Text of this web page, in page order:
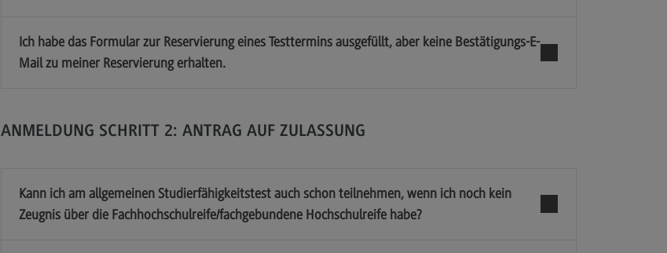
Ich habe das Formular zur Reservierung eines Testtermins ausgefüllt, aber keine Bestätigungs-E-
Mail zu meiner Reservierung erhalten.
ANMELDUNG SCHRITT 2: ANTRAG AUF ZULASSUNG
Kann ich am allgemeinen Studierfähigkeitstest auch schon teilnehmen, wenn ich noch kein
Zeugnis über die Fachhochschulreife/fachgebundene Hochschulreife habe?